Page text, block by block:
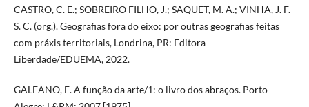
CASTRO, C. E.; SOBREIRO FILHO, J.; SAQUET, M. A.; VINHA, J. F.
S. C. (org.). Geografias fora do eixo: por outras geografias feitas
com práxis territoriais, Londrina, PR: Editora
Liberdade/EDUEMA, 2022.
GALEANO, E. A função da arte/1: o livro dos abraços. Porto